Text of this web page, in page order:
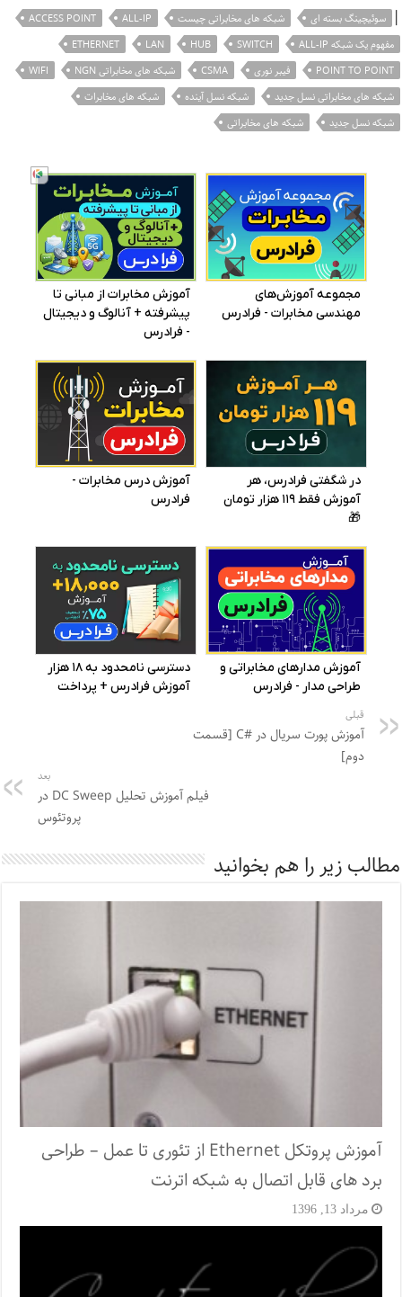
| سوئیچینگ بسته ای شبکه های مخابراتی چیست ALL-IP
ACCESS POINT
مفهوم یک شبکه ALL-IP
SWITCH
HUB
LAN
ETHERNET
POINT TO POINT
فیبر نوری CSMA شبکه های مخابراتی NGN
WIFI
شبکه های مخابراتی نسل جدید
شبکه نسل آینده
شبکه های مخابرات
شبکه نسل جدید
شبکه های مخابراتی
قبلی
آموزش پورت سریال در #C [قسمت
دوم]
بعد
فیلم آموزش تحلیل DC Sweep در
پروتئوس
مطالب زیر را هم بخوانید
آموزش پروتکل Ethernet از تئوری تا عمل – طراحی
برد های قابل اتصال به شبکه اترنت
مرداد 13, 1396